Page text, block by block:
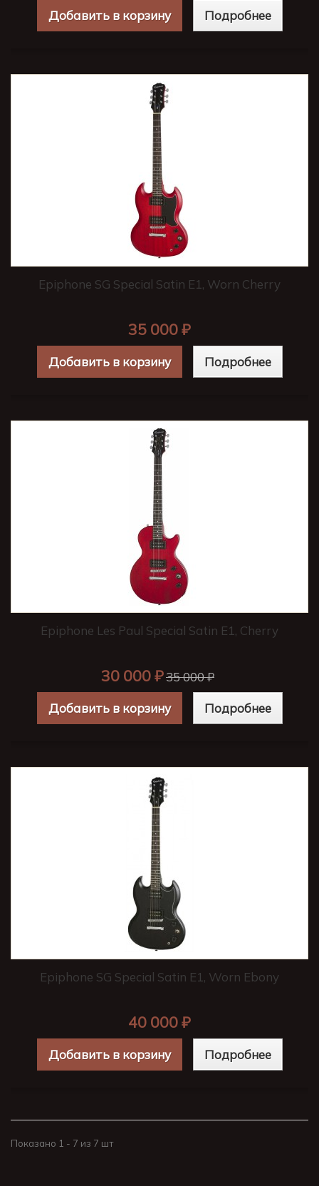
Добавить в корзину Подробнее
Epiphone SG Special Satin E1, Worn Cherry
35 000 ₽
Добавить в корзину Подробнее
Epiphone Les Paul Special Satin E1, Cherry
30 000 ₽35 000 ₽
Добавить в корзину Подробнее
Epiphone SG Special Satin E1, Worn Ebony
40 000 ₽
Добавить в корзину Подробнее
Показано 1 - 7 из 7 шт